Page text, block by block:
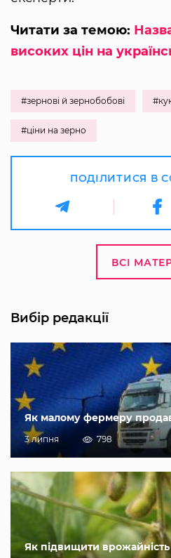
Читати за темою:
високих цін на
#зернові й зернобобові
#ціни на зерно
ПОДІЛИТИСЯ В
ВСІ
Вибір редакції
Як малому фермеру
3 липня 798
Як підвищити врожайність